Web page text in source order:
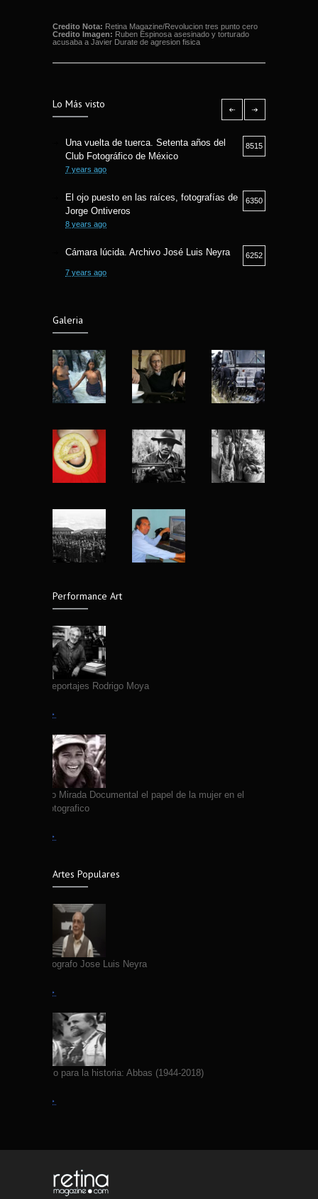
Credito Nota: Retina Magazine/Revolucion tres punto cero
Credito Imagen: Ruben Espinosa asesinado y torturado
acusaba a Javier Durate de agresion fisica
Lo Más visto
Una vuelta de tuerca. Setenta años del
Club Fotográfico de México
8515
7 years ago
El ojo puesto en las raíces, fotografías de
Jorge Ontiveros
6350
8 years ago
Cámara lúcida. Archivo José Luis Neyra
6252
7 years ago
6 years ago
Fotografía Callejera bajo la óptica Fermin
Guzman
5807
8 years ago
Fotografia y Arqueologia exposicion en
7 years ago
Nu Project mujeres reales de Matt Blume
4924
(1944-2018)
8 years ago
El lenguaje silencioso del cuerpo,
7 years ago
Galeria
Performance Art
Primeros Reportajes Rodrigo Moya
Leer más →
VII Coloquio Mirada Documental el papel de la mujer en el
quehacer fotografico
Leer más →
Artes Populares
Fallece Fotografo Jose Luis Neyra
Leer más →
Yo fotografío para la historia: Abbas (1944-2018)
Leer más →